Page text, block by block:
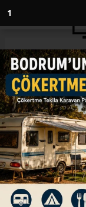
1
Anasayfa
Bakan
Adalet
temsilcileri